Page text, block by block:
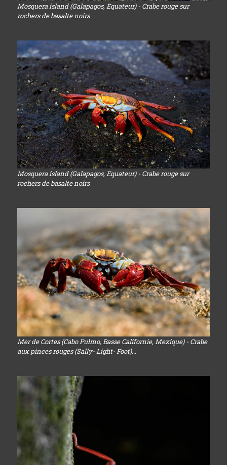
Mosquera island (Galapagos, Equateur) - Crabe rouge sur
rochers de basalte noirs
Mosquera island (Galapagos, Equateur) - Crabe rouge sur
rochers de basalte noirs
Mer de Cortes (Cabo Pulmo, Basse Californie, Mexique) - Crabe
aux pinces rouges (Sally- Light- Foot)...